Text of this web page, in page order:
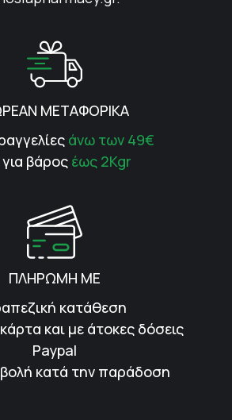
ΜΕΤΑΦΟΡΙΚΑ
άνω των 49€
για βάρος έως 2Kgr
ΠΛΗΡΩΜΗ ΜΕ
κατάθεση
και με άτοκες δόσεις
Paypal
κατά την παράδοση